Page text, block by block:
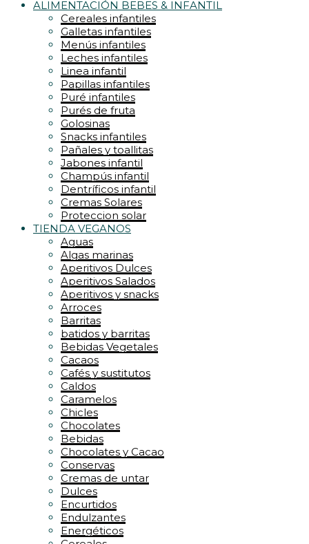
ALIMENTACIÓN BEBES & INFANTIL
Cereales infantiles
Galletas infantiles
Menús infantiles
Leches infantiles
Linea infantil
Papillas infantiles
Puré infantiles
Purés de fruta
Golosinas
Snacks infantiles
Pañales y toallitas
Jabones infantil
Champús infantil
Dentríficos infantil
Cremas Solares
Proteccion solar
TIENDA VEGANOS
Aguas
Algas marinas
Aperitivos Dulces
Aperitivos Salados
Aperitivos y snacks
Arroces
Barritas
batidos y barritas
Bebidas Vegetales
Cacaos
Cafés y sustitutos
Caldos
Caramelos
Chicles
Chocolates
Bebidas
Chocolates y Cacao
Conservas
Cremas de untar
Dulces
Encurtidos
Endulzantes
Energéticos